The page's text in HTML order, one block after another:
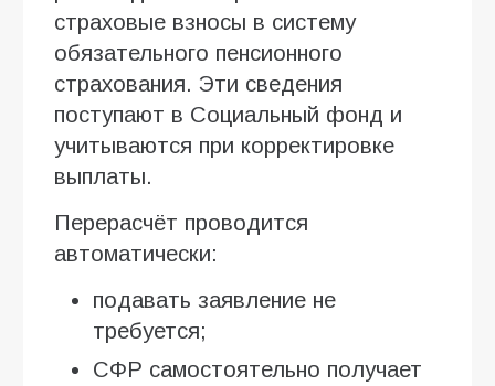
страховые взносы в систему
обязательного пенсионного
страхования. Эти сведения
поступают в Социальный фонд и
учитываются при корректировке
выплаты.
Перерасчёт проводится
автоматически:
подавать заявление не
требуется;
СФР самостоятельно получает